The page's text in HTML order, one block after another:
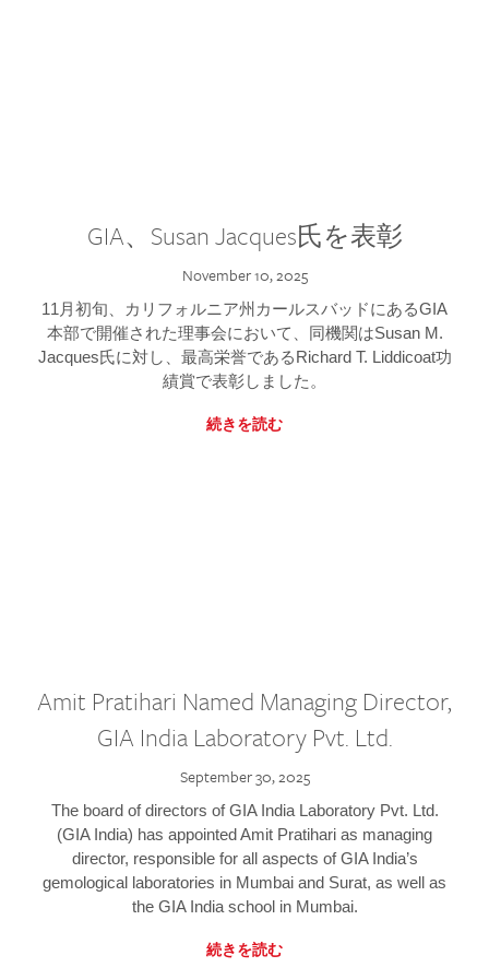
GIA、Susan Jacques氏を表彰
November 10, 2025
11月初旬、カリフォルニア州カールスバッドにあるGIA
本部で開催された理事会において、同機関はSusan M.
Jacques氏に対し、最高栄誉であるRichard T. Liddicoat功
績賞で表彰しました。
続きを読む
Amit Pratihari Named Managing Director,
GIA India Laboratory Pvt. Ltd.
September 30, 2025
The board of directors of GIA India Laboratory Pvt. Ltd.
(GIA India) has appointed Amit Pratihari as managing
director, responsible for all aspects of GIA India’s
gemological laboratories in Mumbai and Surat, as well as
the GIA India school in Mumbai.
続きを読む